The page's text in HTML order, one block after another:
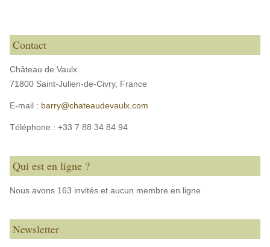
Contact
Château de Vaulx
71800 Saint-Julien-de-Civry, France
E-mail : barry@chateaudevaulx.com
Téléphone : +33 7 88 34 84 94
Qui est en ligne ?
Nous avons 163 invités et aucun membre en ligne
Newsletter